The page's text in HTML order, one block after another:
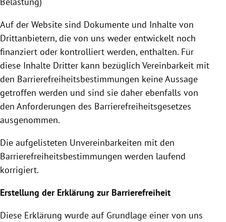
Auf der Website sind Dokumente und Inhalte von
Drittanbietern, die von uns weder entwickelt noch
finanziert oder kontrolliert werden, enthalten. Für
diese Inhalte Dritter kann bezüglich Vereinbarkeit mit
den Barrierefreiheitsbestimmungen keine Aussage
getroffen werden und sind sie daher ebenfalls von
den Anforderungen des Barrierefreiheitsgesetzes
ausgenommen.
Die aufgelisteten Unvereinbarkeiten mit den
Barrierefreiheitsbestimmungen werden laufend
korrigiert.
Erstellung der Erklärung zur Barrierefreiheit
Diese Erklärung wurde auf Grundlage einer von uns